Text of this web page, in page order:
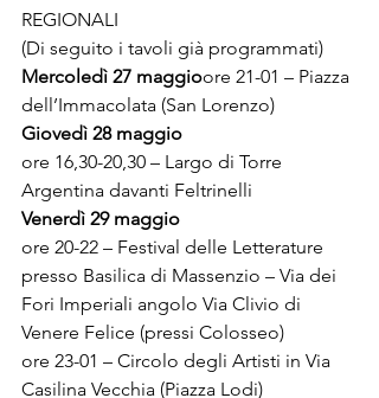
REGIONALI
(Di seguito i tavoli già programmati)
Mercoledì 27 maggioore 21-01 – Piazza
dell’Immacolata (San Lorenzo)
Giovedì 28 maggio
ore 16,30-20,30 – Largo di Torre
Argentina davanti Feltrinelli
Venerdì 29 maggio
ore 20-22 – Festival delle Letterature
presso Basilica di Massenzio – Via dei
Fori Imperiali angolo Via Clivio di
Venere Felice (pressi Colosseo)
ore 23-01 – Circolo degli Artisti in Via
Casilina Vecchia (Piazza Lodi)